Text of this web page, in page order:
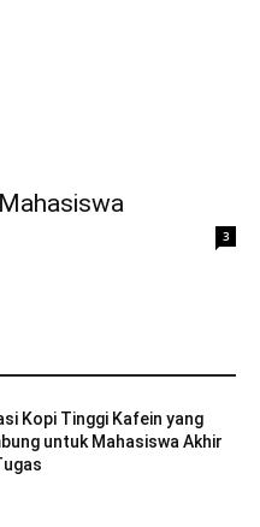
3
Kopi Tinggi Kafein yang
untuk Mahasiswa Akhir